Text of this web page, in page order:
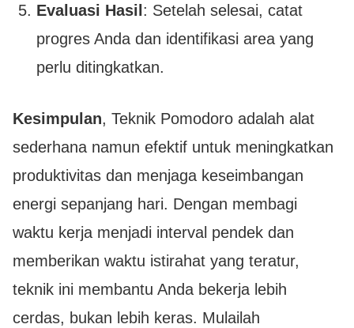
Evaluasi Hasil : Setelah selesai, catat
progres Anda dan identifikasi area yang
perlu ditingkatkan.
Kesimpulan, Teknik Pomodoro adalah alat
sederhana namun efektif untuk meningkatkan
produktivitas dan menjaga keseimbangan
energi sepanjang hari. Dengan membagi
waktu kerja menjadi interval pendek dan
memberikan waktu istirahat yang teratur,
teknik ini membantu Anda bekerja lebih
cerdas, bukan lebih keras. Mulailah